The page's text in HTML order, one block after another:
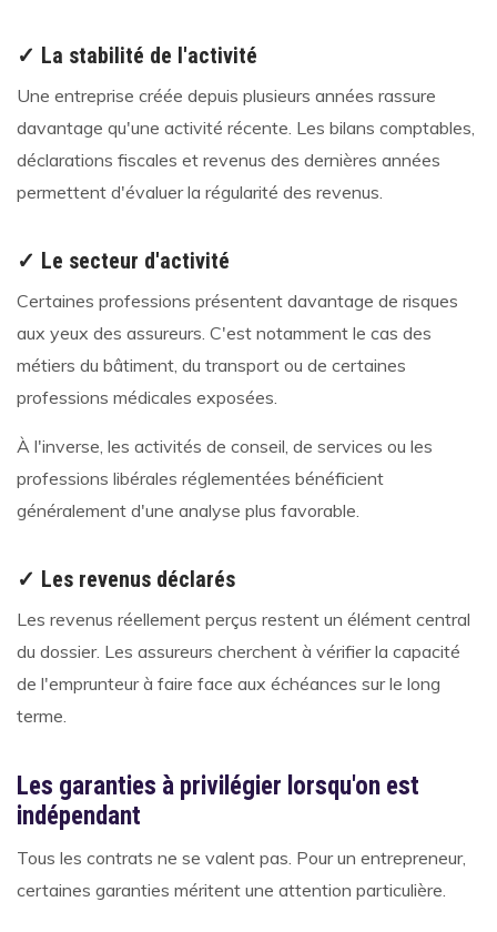
✓ La stabilité de l'activité
Une entreprise créée depuis plusieurs années rassure
davantage qu'une activité récente. Les bilans comptables,
déclarations fiscales et revenus des dernières années
permettent d'évaluer la régularité des revenus.
✓ Le secteur d'activité
Certaines professions présentent davantage de risques
aux yeux des assureurs. C'est notamment le cas des
métiers du bâtiment, du transport ou de certaines
professions médicales exposées.
À l'inverse, les activités de conseil, de services ou les
professions libérales réglementées bénéficient
généralement d'une analyse plus favorable.
✓ Les revenus déclarés
Les revenus réellement perçus restent un élément central
du dossier. Les assureurs cherchent à vérifier la capacité
de l'emprunteur à faire face aux échéances sur le long
terme.
Les garanties à privilégier lorsqu'on est
indépendant
Tous les contrats ne se valent pas. Pour un entrepreneur,
certaines garanties méritent une attention particulière.